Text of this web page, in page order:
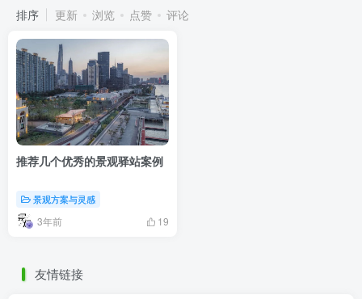
排序 更新 浏览 点赞 评论
推荐几个优秀的景观驿站案例
景观方案与灵感
3年前 19
友情链接